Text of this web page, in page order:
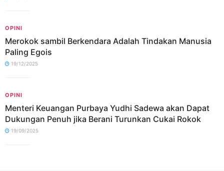
OPINI
Merokok sambil Berkendara Adalah Tindakan Manusia
Paling Egois
19/12/2025
OPINI
Menteri Keuangan Purbaya Yudhi Sadewa akan Dapat
Dukungan Penuh jika Berani Turunkan Cukai Rokok
19/09/2025